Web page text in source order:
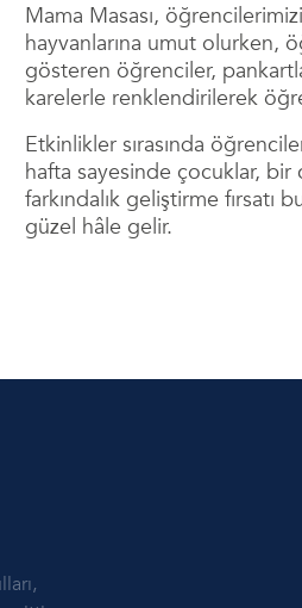
Mama Masası,
hayvanlarına umut olurken,
gösteren öğrenciler,
karelerle renklendirilerek
Etkinlikler sırasında
hafta sayesinde çocuklar,
farkındalık geliştirme
güzel hâle gelir.